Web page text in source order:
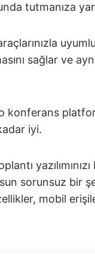
tutmanıza
sağlar ve
konferans
iyi.
sorunsuz bir
mobil